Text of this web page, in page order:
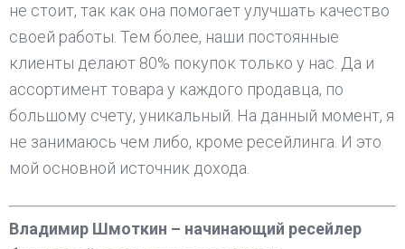
не стоит, так как она помогает улучшать качество
своей работы. Тем более, наши постоянные
клиенты делают 80% покупок только у нас. Да и
ассортимент товара у каждого продавца, по
большому счету, уникальный. На данный момент, я
не занимаюсь чем либо, кроме ресейлинга. И это
мой основной источник дохода.
Владимир Шмоткин – начинающий ресейлер